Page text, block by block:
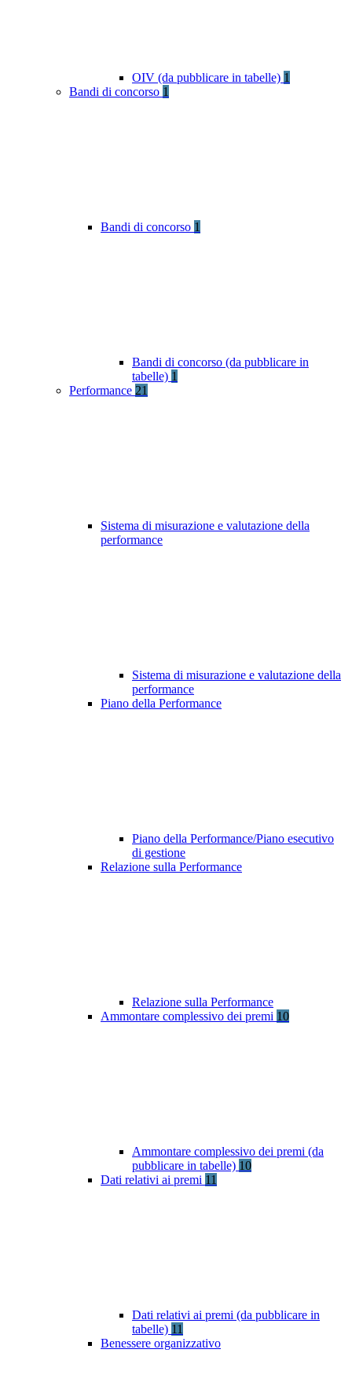
OIV (da pubblicare in tabelle) 1
Bandi di concorso 1
Bandi di concorso 1
Bandi di concorso (da pubblicare in
tabelle) 1
Performance 21
Sistema di misurazione e valutazione della
performance
Sistema di misurazione e valutazione della
performance
Piano della Performance
Piano della Performance/Piano esecutivo
di gestione
Relazione sulla Performance
Relazione sulla Performance
Ammontare complessivo dei premi 10
Ammontare complessivo dei premi (da
pubblicare in tabelle) 10
Dati relativi ai premi 11
Dati relativi ai premi (da pubblicare in
tabelle) 11
Benessere organizzativo